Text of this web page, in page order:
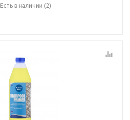
Есть в наличии (2)